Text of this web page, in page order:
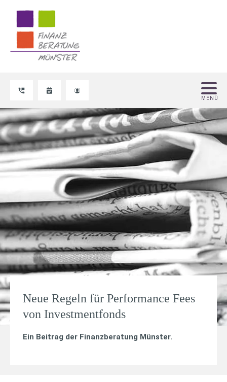
Neue Regeln für Performance Fees
von Investmentfonds
Ein Beitrag der Finanzberatung Münster.